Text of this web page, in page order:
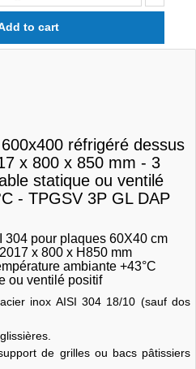
to cart
réfrigéré dessus
x 800 x 850 mm - 3
statique ou ventilé
- TPGSV 3P GL DAP
304 pour plaques 60X40 cm
x 800 x H850 mm
ambiante +43°C
ou ventilé positif
inox AISI 304 18/10 (sauf dos
de grilles ou bacs pâtissiers